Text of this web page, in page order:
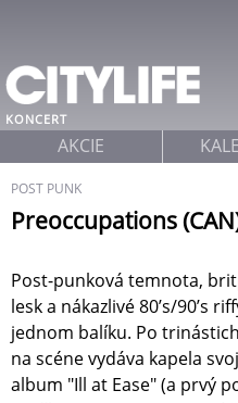
KONCERT
POST PUNK
Preoccupations
Post-punková temnota,
lesk a nákazlivé 80’s/90’s
jednom balíku. Po
na scéne vydáva kapela
album "Ill at Ease" (a prvý
AKCIE